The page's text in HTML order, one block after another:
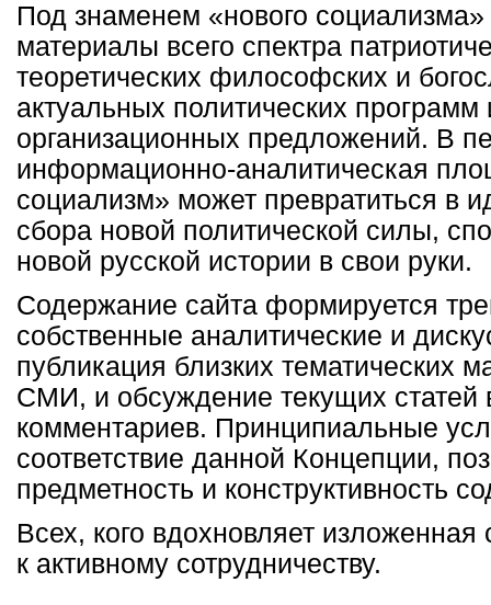
Под знаменем «нового
материалы всего спектра
теоретических философских и
актуальных политических программ
организационных предложений. В
информационно-аналитическая
социализм» может превратиться в
сбора новой политической силы,
новой русской истории в свои руки.
Содержание сайта формируется
собственные аналитические и
публикация близких тематических
СМИ, и обсуждение текущих статей
комментариев. Принципиальные
соответствие данной Концепции,
предметность и конструктивность
Всех, кого вдохновляет изложенная
к активному сотрудничеству.